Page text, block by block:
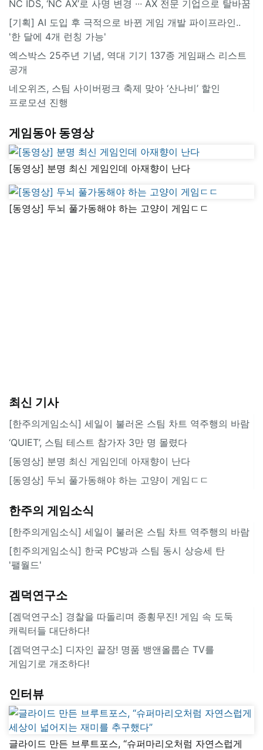
NC IDS, ‘NC AX’로 사명 변경 ∙∙∙ AX 전문 기업으로 탈바꿈
[기획] AI 도입 후 극적으로 바뀐 게임 개발 파이프라인..
'한 달에 4개 런칭 가능'
엑스박스 25주년 기념, 역대 기기 137종 게임패스 리스트
공개
네오위즈, 스팀 사이버펑크 축제 맞아 ‘산나비’ 할인
프로모션 진행
게임동아 동영상
[동영상] 분명 최신 게임인데 아재향이 난다
[동영상] 두뇌 풀가동해야 하는 고양이 게임ㄷㄷ
최신 기사
[한주의게임소식] 세일이 불러온 스팀 차트 역주행의 바람
‘QUIET’, 스팀 테스트 참가자 3만 명 몰렸다
[동영상] 분명 최신 게임인데 아재향이 난다
[동영상] 두뇌 풀가동해야 하는 고양이 게임ㄷㄷ
한주의 게임소식
[한주의게임소식] 세일이 불러온 스팀 차트 역주행의 바람
[힌주의게임소식] 한국 PC방과 스팀 동시 상승세 탄
'팰월드'
겜덕연구소
[겜덕연구소] 경찰을 따돌리며 종횡무진! 게임 속 도둑
캐릭터들 대단하다!
[겜덕연구소] 디자인 끝장! 명품 뱅앤올룹슨 TV를
게임기로 개조하다!
인터뷰
글라이드 만든 브루트포스, “슈퍼마리오처럼 자연스럽게